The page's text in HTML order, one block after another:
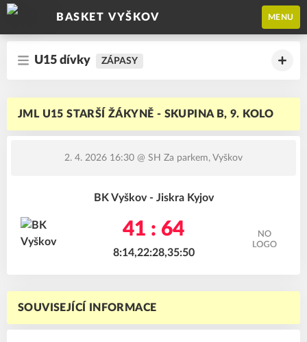
BASKET VYŠKOV MENU
U15 dívky ZÁPASY
JML U15 STARŠÍ ŽÁKYNĚ - SKUPINA B, 9. KOLO
2. 4. 2026 16:30 @ SH Za parkem, Vyškov
BK Vyškov - Jiskra Kyjov
41 : 64
8:14,22:28,35:50
SOUVISEJÍCÍ INFORMACE